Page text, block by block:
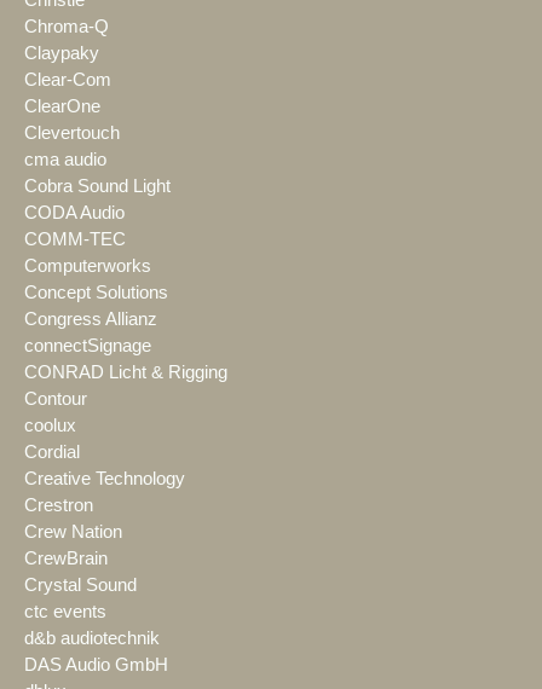
Chroma-Q
Claypaky
Clear-Com
ClearOne
Clevertouch
cma audio
Cobra Sound Light
CODA Audio
COMM-TEC
Computerworks
Concept Solutions
Congress Allianz
connectSignage
CONRAD Licht & Rigging
Contour
coolux
Cordial
Creative Technology
Crestron
Crew Nation
CrewBrain
Crystal Sound
ctc events
d&b audiotechnik
DAS Audio GmbH